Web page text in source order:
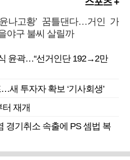
윤나고황’ 꿈틀댄다…거인 가
야구 불씨 살릴까
윤곽…“선거인단 192→2만
새 투자자 확보 ‘기사회생’
재개
경기취소 속출에 PS 셈법 복